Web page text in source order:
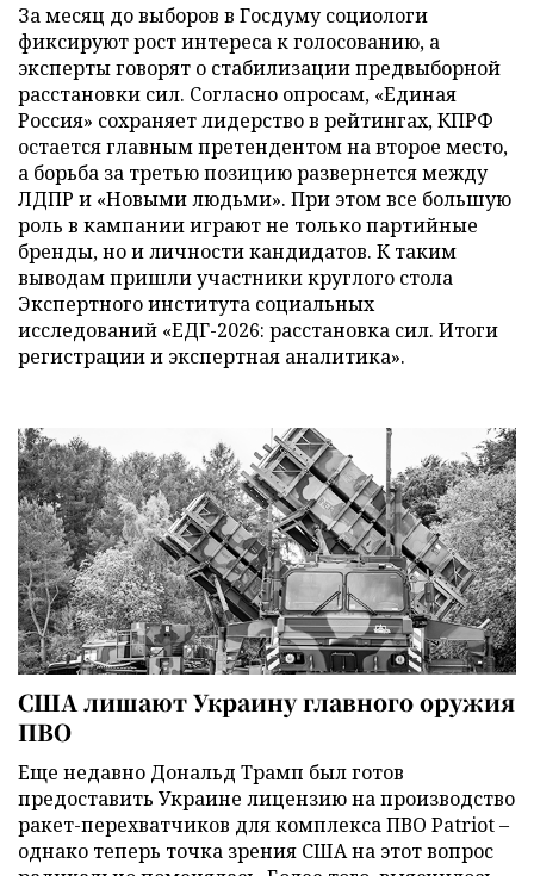
За месяц до выборов в Госдуму социологи
фиксируют рост интереса к голосованию, а
эксперты говорят о стабилизации предвыборной
расстановки сил. Согласно опросам, «Единая
Россия» сохраняет лидерство в рейтингах, КПРФ
остается главным претендентом на второе место,
а борьба за третью позицию развернется между
ЛДПР и «Новыми людьми». При этом все большую
роль в кампании играют не только партийные
бренды, но и личности кандидатов. К таким
выводам пришли участники круглого стола
Экспертного института социальных
исследований «ЕДГ-2026: расстановка сил. Итоги
регистрации и экспертная аналитика».
США лишают Украину главного оружия
ПВО
Еще недавно Дональд Трамп был готов
предоставить Украине лицензию на производство
ракет-перехватчиков для комплекса ПВО Patriot –
однако теперь точка зрения США на этот вопрос